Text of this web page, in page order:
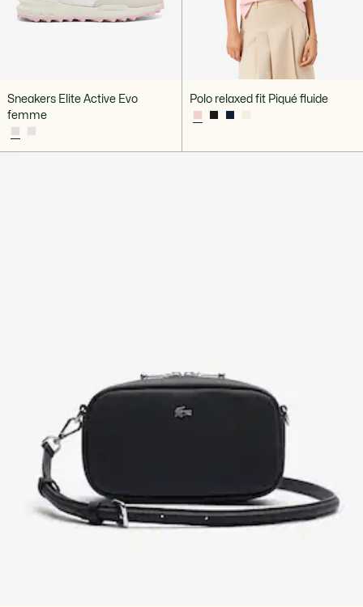
Sneakers Elite Active Evo
femme
Polo relaxed fit Piqué fluide